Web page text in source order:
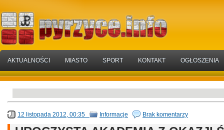
AKTUALNOŚCI MIASTO SPORT KONTAKT OGŁOSZENIA
12 listopada 2012, 00:35 Informacje Brak komentarzy